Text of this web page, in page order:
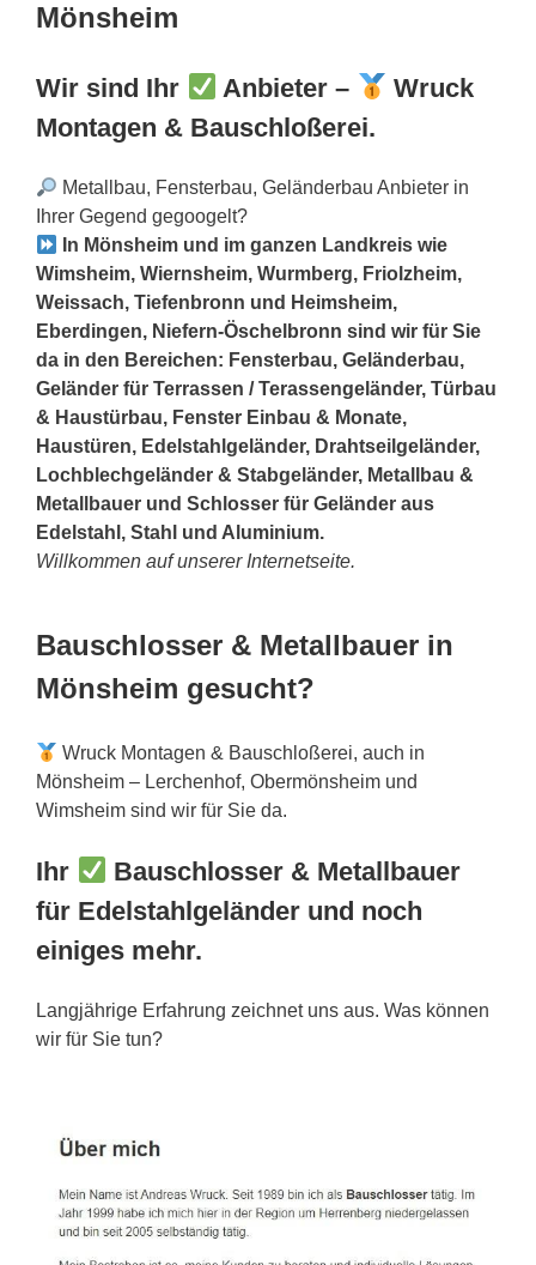
Mönsheim
Wir sind Ihr Anbieter –
Wruck
Montagen & Bauschloßerei.
Metallbau, Fensterbau, Geländerbau Anbieter in
Ihrer Gegend gegoogelt?
In Mönsheim und im ganzen Landkreis wie
Wimsheim, Wiernsheim, Wurmberg, Friolzheim,
Weissach, Tiefenbronn und Heimsheim,
Eberdingen, Niefern-Öschelbronn sind wir für Sie
da in den Bereichen: Fensterbau, Geländerbau,
Geländer für Terrassen / Terassengeländer, Türbau
& Haustürbau, Fenster Einbau & Monate,
Haustüren, Edelstahlgeländer, Drahtseilgeländer,
Lochblechgeländer & Stabgeländer, Metallbau &
Metallbauer und Schlosser für Geländer aus
Edelstahl, Stahl und Aluminium.
Willkommen auf unserer Internetseite.
Bauschlosser & Metallbauer in
Mönsheim gesucht?
Wruck Montagen & Bauschloßerei, auch in
Mönsheim – Lerchenhof, Obermönsheim und
Wimsheim sind wir für Sie da.
Ihr
Bauschlosser & Metallbauer
für Edelstahlgeländer und noch
einiges mehr.
Langjährige Erfahrung zeichnet uns aus. Was können
wir für Sie tun?